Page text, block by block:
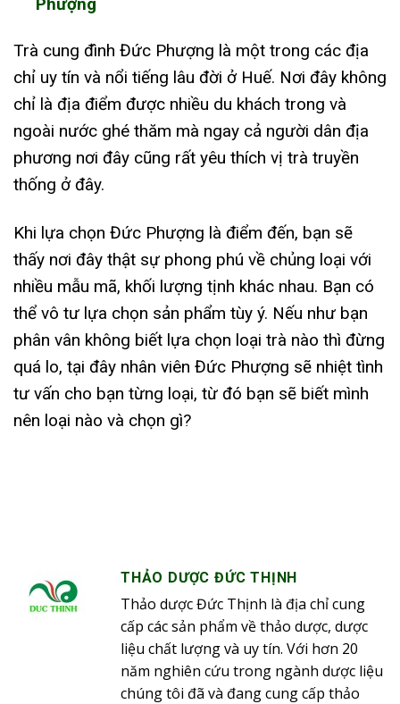
Trà cung đình Đức Phượng là một trong các địa
chỉ uy tín và nổi tiếng lâu đời ở Huế. Nơi đây không
chỉ là địa điểm được nhiều du khách trong và
ngoài nước ghé thăm mà ngay cả người dân địa
phương nơi đây cũng rất yêu thích vị trà truyền
thống ở đây.
Khi lựa chọn Đức Phượng là điểm đến, bạn sẽ
thấy nơi đây thật sự phong phú về chủng loại với
nhiều mẫu mã, khối lượng tịnh khác nhau. Bạn có
thể vô tư lựa chọn sản phẩm tùy ý. Nếu như bạn
phân vân không biết lựa chọn loại trà nào thì đừng
quá lo, tại đây nhân viên Đức Phượng sẽ nhiệt tình
tư vấn cho bạn từng loại, từ đó bạn sẽ biết mình
nên loại nào và chọn gì?
THẢO DƯỢC ĐỨC THỊNH
Thảo dược Đức Thịnh là địa chỉ cung
cấp các sản phẩm về thảo dược, dược
liệu chất lượng và uy tín. Với hơn 20
năm nghiên cứu trong ngành dược liệu
chúng tôi đã và đang cung cấp thảo